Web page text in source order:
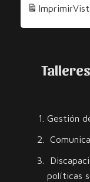
los Imprimir
Gestión
políticas